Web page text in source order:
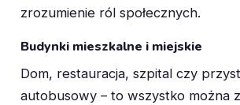
zrozumienie ról społecznych.
Budynki mieszkalne i miejskie
Dom, restauracja, szpital czy
autobusowy – to wszystko można